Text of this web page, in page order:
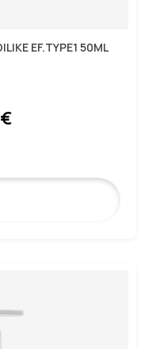
EF.TYPE1 50ML